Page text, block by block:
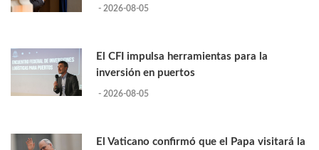
- 2026-08-05
El CFI impulsa herramientas para la
inversión en puertos
- 2026-08-05
El Vaticano confirmó que el Papa visitará la